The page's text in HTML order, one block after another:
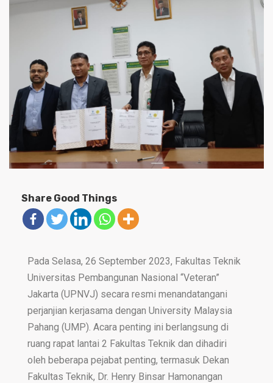
Share Good Things
Pada Selasa, 26 September 2023, Fakultas Teknik
Universitas Pembangunan Nasional “Veteran”
Jakarta (UPNVJ) secara resmi menandatangani
perjanjian kerjasama dengan University Malaysia
Pahang (UMP). Acara penting ini berlangsung di
ruang rapat lantai 2 Fakultas Teknik dan dihadiri
oleh beberapa pejabat penting, termasuk Dekan
Fakultas Teknik, Dr. Henry Binsar Hamonangan